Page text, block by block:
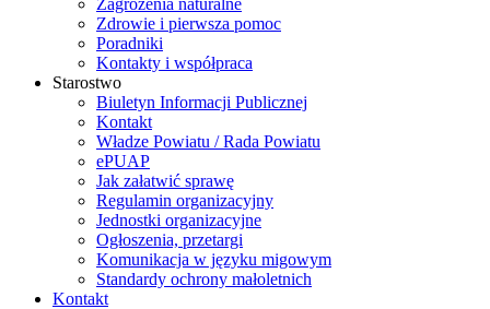
Zdrowie i pierwsza pomoc
Poradniki
Kontakty i współpraca
Starostwo
Biuletyn Informacji Publicznej
Kontakt
Władze Powiatu / Rada Powiatu
ePUAP
Jak załatwić sprawę
Regulamin organizacyjny
Jednostki organizacyjne
Ogłoszenia, przetargi
Komunikacja w języku migowym
Standardy ochrony małoletnich
Kontakt